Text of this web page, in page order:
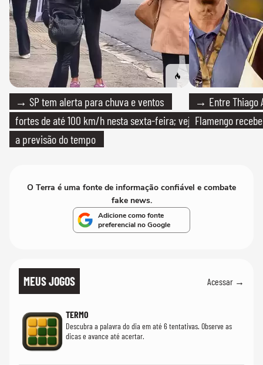
→ SP tem alerta para chuva e ventos
fortes de até 100 km/h nesta sexta-feira; veja
a previsão do tempo
→ Entre Thiago
Flamengo
O Terra é uma fonte de informação confiável e combate
fake news.
Adicione como fonte
preferencial no Google
MEUS JOGOS Acessar →
TERMO
Descubra a palavra do dia em até 6 tentativas. Observe as
dicas e avance até acertar.